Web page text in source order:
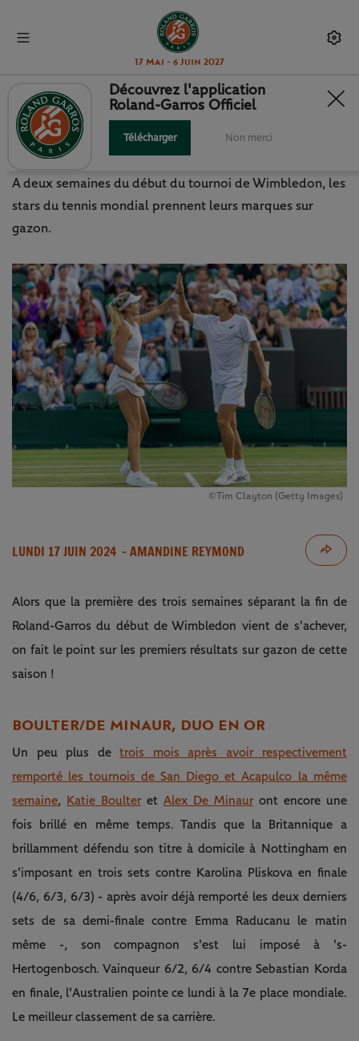
17 Mai - 6 Juin 2027
ATP/WTA : BOULTER / DE MINAUR
DUO GAGNANT
A deux semaines du début du tournoi de Wimbledon, les
stars du tennis mondial prennent leurs marques sur
gazon.
©Tim Clayton (Getty Images)
LUNDI 17 JUIN 2024 - AMANDINE REYMOND
Alors que la première des trois semaines séparant la fin de
Roland-Garros du début de Wimbledon vient de s'achever,
on fait le point sur les premiers résultats sur gazon de cette
saison !
BOULTER/DE MINAUR, DUO EN OR
Un peu plus detrois mois après avoir respectivement
remporté les tournois de San Diego et Acapulco la même
semaine, Katie Boulteret Alex De Minauront encore une
fois brillé en même temps. Tandis que la Britannique a
brillamment défendu son titre à domicile à Nottingham en
s'imposant en trois sets contre Karolina Pliskova en finale
(4/6, 6/3, 6/3) - après avoir déjà remporté les deux derniers
sets de sa demi-finale contre Emma Raducanu le matin
même -, son compagnon s'est lui imposé à 's-
Hertogenbosch. Vainqueur 6/2, 6/4 contre Sebastian Korda
en finale, l'Australien pointe ce lundi à la 7e place mondiale.
Le meilleur classement de sa carrière.
Découvrez l'application
Roland-Garros Officiel
Télécharger Non merci